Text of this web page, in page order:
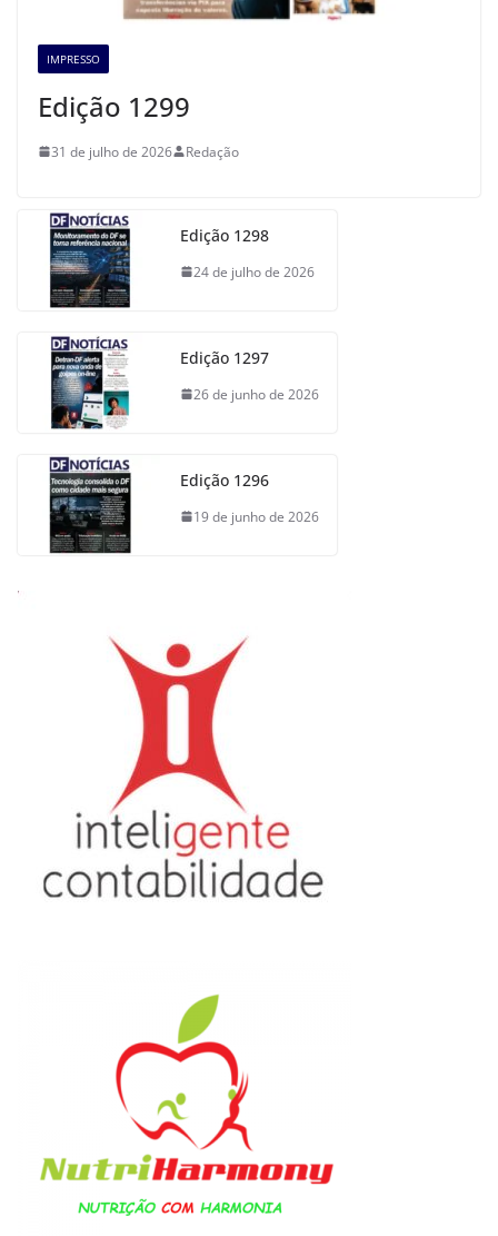
IMPRESSO
Edição 1299
31 de julho de 2026 Redação
Edição 1298
24 de julho de 2026
Edição 1297
26 de junho de 2026
Edição 1296
19 de junho de 2026